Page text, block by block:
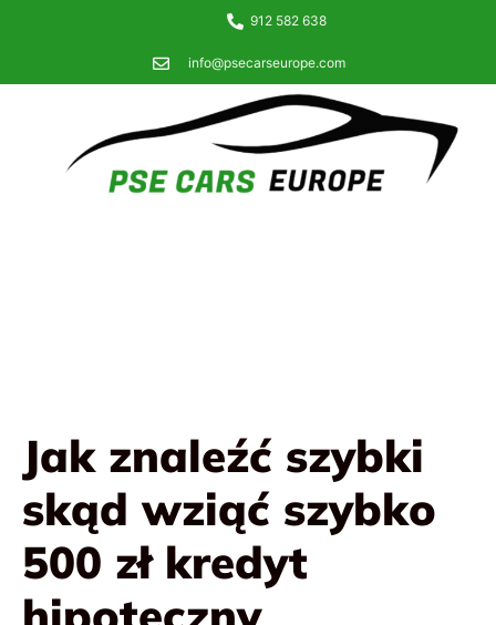
912 582 638
info@psecarseurope.com
Jak znaleźć szybki
skąd wziąć szybko
500 zł kredyt